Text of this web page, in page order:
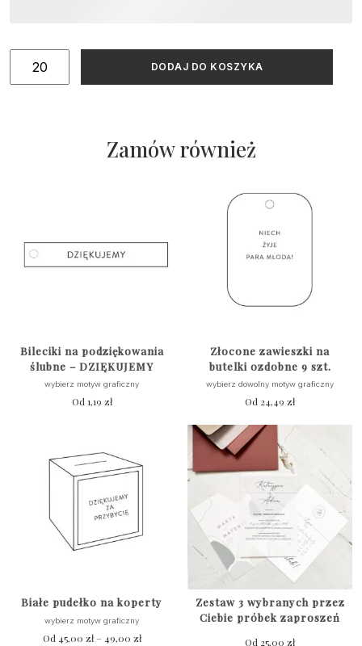
ilość
PRZYBYCIE
DODAJ DO KOSZYKA
Zamów również
Bileciki na podziękowania
ślubne – DZIĘKUJEMY
wybierz motyw graficzny
Od1,19 zł
Złocone zawieszki na
butelki ozdobne 9 szt.
wybierz dowolny motyw graficzny
Od 24,49zł
Białe pudełko na koperty
wybierz motyw graficzny
Od 45,00 zł – 49,00 złZakres
Zestaw 3 wybranych przez
Ciebie próbek zaproszeń
Od 25,00zł